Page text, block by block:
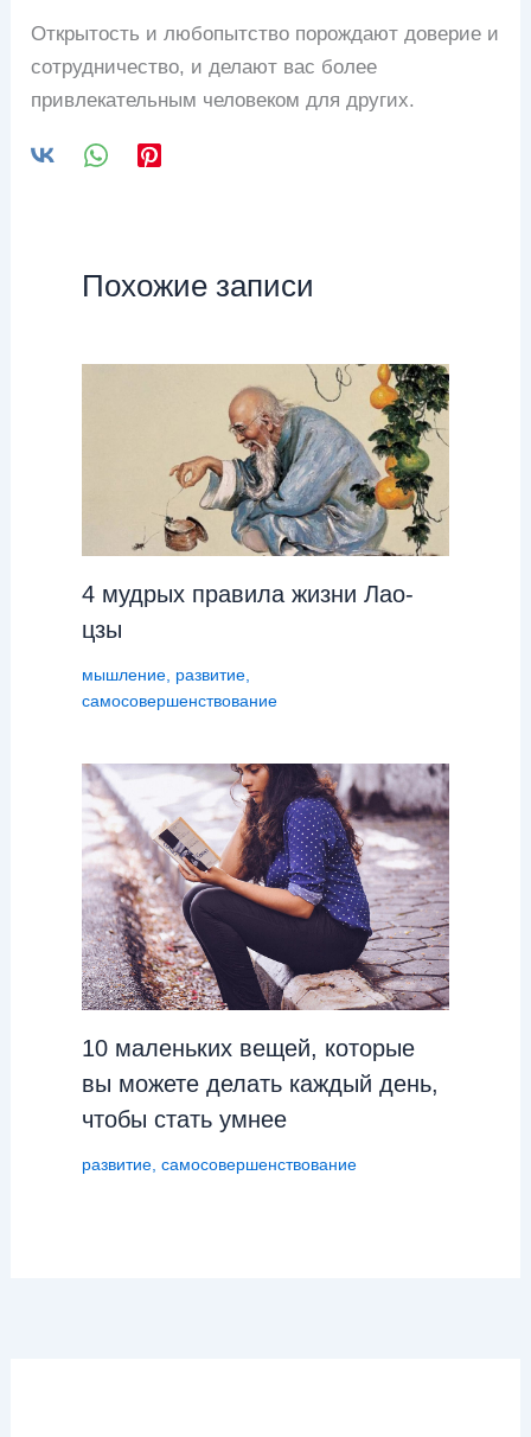
Открытость и любопытство порождают доверие и
сотрудничество, и делают вас более
привлекательным человеком для других.
Похожие записи
4 мудрых правила жизни Лао-
цзы
мышление, развитие,
самосовершенствование
10 маленьких вещей, которые
вы можете делать каждый день,
чтобы стать умнее
развитие, самосовершенствование